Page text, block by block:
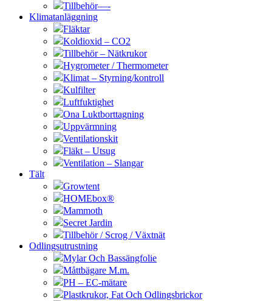
Tillbehör—-
Klimatanläggning
Fläktar
Koldioxid – CO2
Tillbehör – Nätkrukor
Hygrometer / Thermometer
Klimat – Styrning/kontroll
Kulfilter
Luftfuktighet
Ona Luktborttagning
Uppvärmning
Ventilationskit
Fläkt – Utsug
Ventilation – Slangar
Tält
Growtent
HOMEbox®
Mammoth
Secret Jardin
Tillbehör / Scrog / Växtnät
Odlingsutrustning
Mylar Och Bassängfolie
Måttbägare M.m.
PH – EC-mätare
Plastkrukor, Fat Och Odlingsbrickor